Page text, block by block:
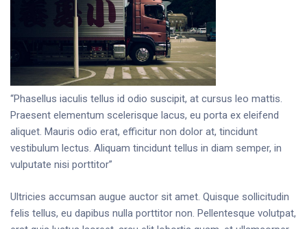
“Phasellus iaculis tellus id odio suscipit, at cursus leo mattis.
Praesent elementum scelerisque lacus, eu porta ex eleifend
aliquet. Mauris odio erat, efficitur non dolor at, tincidunt
vestibulum lectus. Aliquam tincidunt tellus in diam semper, in
vulputate nisi porttitor”
Ultricies accumsan augue auctor sit amet. Quisque sollicitudin
felis tellus, eu dapibus nulla porttitor non. Pellentesque volutpat,